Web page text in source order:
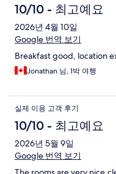
10/10 - 최고예요
2026년 4월 10일
Google 번역 보기
Breakfast good, location
Jonathan 님, 1박 여행
실제 이용 고객 후기
10/10 - 최고예요
2026년 5월 9일
Google 번역 보기